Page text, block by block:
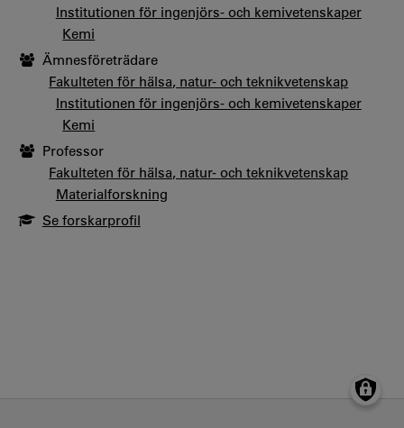
Institutionen för ingenjörs- och kemivetenskaper
Kemi
Ämnesföreträdare
Fakulteten för hälsa, natur- och teknikvetenskap
Institutionen för ingenjörs- och kemivetenskaper
Kemi
Professor
Fakulteten för hälsa, natur- och teknikvetenskap
Materialforskning
Se forskarprofil